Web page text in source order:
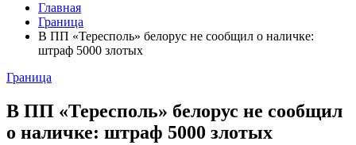
Главная
Граница
В ПП «Тересполь» белорус не сообщил о наличке:
штраф 5000 злотых
Граница
В ПП «Тересполь» белорус не сообщил
о наличке: штраф 5000 злотых